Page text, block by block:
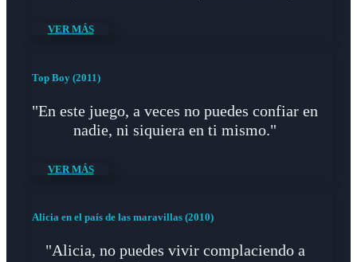
VER MÁS
Top Boy (2011)
"En este juego, a veces no puedes confiar en
nadie, ni siquiera en ti mismo."
VER MÁS
Alicia en el país de las maravillas (2010)
"Alicia, no puedes vivir complaciendo a